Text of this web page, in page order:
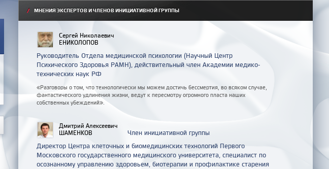
/ МНЕНИЯ ЭКСПЕРТОВ И ЧЛЕНОВ ИНИЦИАТИВНОЙ ГРУППЫ
Сергей Николаевич
ЕНИКОЛОПОВ
Руководитель Отдела медицинской психологии (Научный Центр
Психического Здоровья РАМН), действительный член Академии медико-
технических наук РФ
«Разговоры о том, что технологически мы можем достичь бессмертия, во всяком случае,
фантастического удлинения жизни, ведут к пересмотру огромного пласта наших
собственных убеждений».
Дмитрий Алексеевич
ШАМЕНКОВ
Член инициативной группы
Директор Центра клеточных и биомедицинских технологий Первого
Московского государственного медицинского университета, специалист по
осознанному управлению здоровьем, биотерапии и профилактике старения